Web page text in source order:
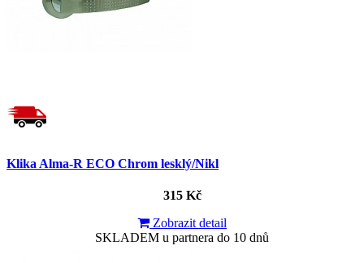
Klika Alma-R ECO Chrom lesklý/Nikl
315 Kč
Zobrazit detail
SKLADEM u partnera do 10 dnů